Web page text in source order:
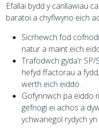
Efallai bydd y canllawiau
baratoi a chyflwyno eich
Sicrhewch fod
natur a maint eich
Trafodwch gyda'r SP/
hefyd ffactorau a
werth eich eiddo.
Gofynnwch pa eiddo
gefnogi ei achos a
ychwanegol rydych